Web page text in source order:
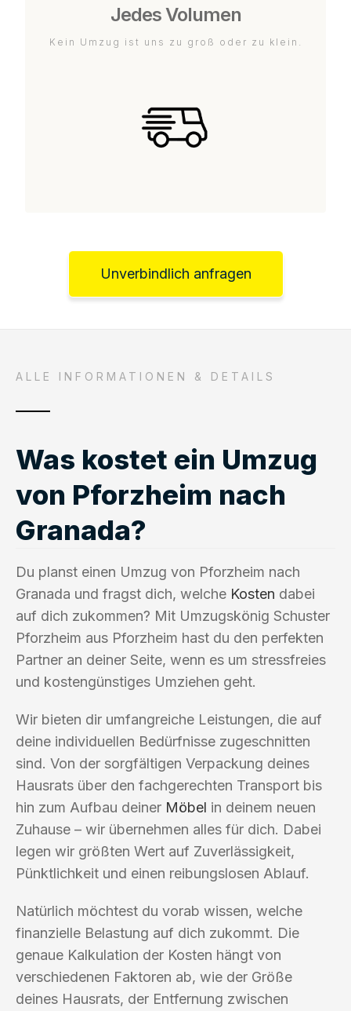
Jedes Volumen
Kein Umzug ist uns zu groß oder zu klein.
Unverbindlich anfragen
ALLE INFORMATIONEN & DETAILS
Was kostet ein Umzug
von Pforzheim nach
Granada?
Du planst einen Umzug von Pforzheim nach
Granada und fragst dich, welche Kosten dabei
auf dich zukommen? Mit Umzugskönig Schuster
Pforzheim aus Pforzheim hast du den perfekten
Partner an deiner Seite, wenn es um stressfreies
und kostengünstiges Umziehen geht.
Wir bieten dir umfangreiche Leistungen, die auf
deine individuellen Bedürfnisse zugeschnitten
sind. Von der sorgfältigen Verpackung deines
Hausrats über den fachgerechten Transport bis
hin zum Aufbau deiner Möbel in deinem neuen
Zuhause – wir übernehmen alles für dich. Dabei
legen wir größten Wert auf Zuverlässigkeit,
Pünktlichkeit und einen reibungslosen Ablauf.
Natürlich möchtest du vorab wissen, welche
finanzielle Belastung auf dich zukommt. Die
genaue Kalkulation der Kosten hängt von
verschiedenen Faktoren ab, wie der Größe
deines Hausrats, der Entfernung zwischen